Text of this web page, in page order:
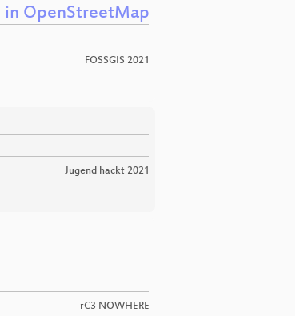
in OpenStreetMap
FOSSGIS 2021
Jugend hackt 2021
rC3 NOWHERE